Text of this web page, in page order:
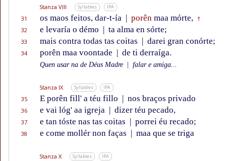
Stanza VIII Syllables IPA
31 os maos feitos, dar-t-ía | porên maa mórte, †
32 e levaría o démo | ta alma en sórte;
33 mais contra todas tas coitas | darei gran conórte;
34 porên maa voontade | de ti derraíga.
Quen usar na de Déus Madre falar e amiga...
Stanza IX Syllables IPA
35 E porên fill' a téu fillo | nos braços privado
36 e vai lóg' aa igreja | dizer téu pecado,
37 e tan tóste nas tas coitas | porrei éu recado;
38 e come mollér non faças | maa que se triga
Stanza X Syllables IPA